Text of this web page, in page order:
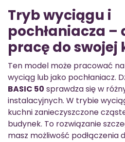
Tryb wyciągu i
pochłaniacza –
pracę do swojej
Ten model może pracować
wyciąg lub jako pochłaniacz.
BASIC 50 sprawdza się w
instalacyjnych. W trybie
kuchni zanieczyszczone
budynek. To rozwiązanie
masz możliwość podłączenia